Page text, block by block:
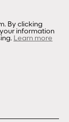
By clicking
information
Learn more